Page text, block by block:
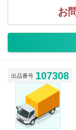
お
出品番号 107308